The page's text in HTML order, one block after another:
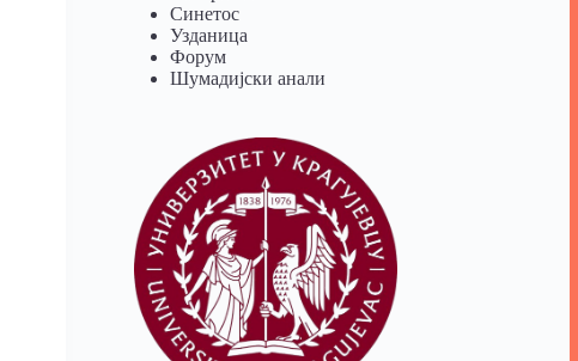
Синетос
Узданица
Форум
Шумадијски анали